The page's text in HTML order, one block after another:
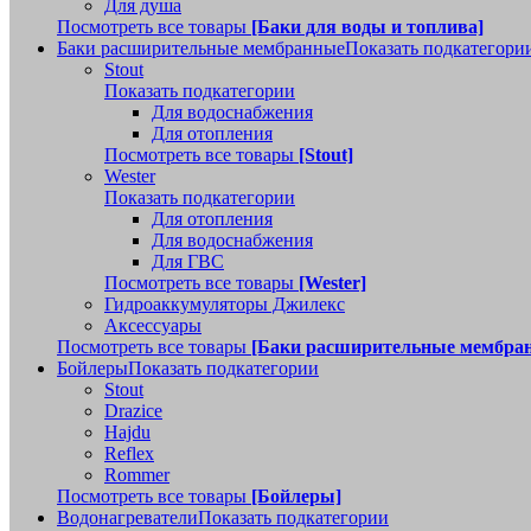
Для душа
Посмотреть все товары [Баки для воды и топлива]
Баки расширительные мембранныеПоказать
Stout
Показать подкатегории
Для водоснабжения
Для отопления
Посмотреть все товары [Stout]
Wester
Показать подкатегории
Для отопления
Для водоснабжения
Для ГВС
Посмотреть все товары [Wester]
Гидроаккумуляторы Джилекс
Аксессуары
Посмотреть все товары [Баки расширительные
БойлерыПоказать подкатегории
Stout
Drazice
Hajdu
Reflex
Rommer
Посмотреть все товары [Бойлеры]
ВодонагревателиПоказать подкатегории